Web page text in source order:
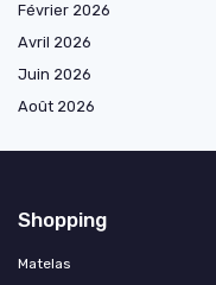
Février 2026
Avril 2026
Juin 2026
Août 2026
Shopping
Matelas